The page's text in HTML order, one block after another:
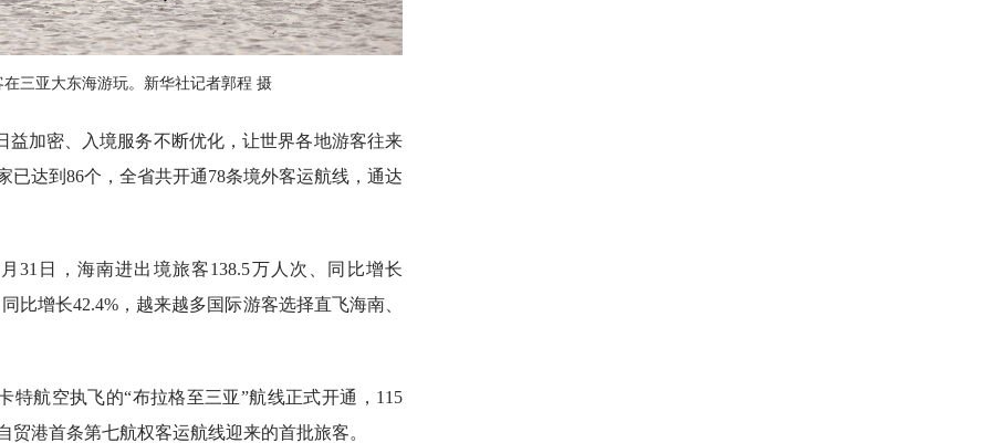
在三亚大东海游玩。新华社记者郭程 摄
益加密、入境服务不断优化，让世界各地游客往来
已达到86个，全省共开通78条境外客运航线，通达
31日，海南进出境旅客138.5万人次、同比增长
比增长42.4%，越来越多国际游客选择直飞海南、
特航空执飞的“布拉格至三亚”航线正式开通，115
港首条第七航权客运航线迎来的首批旅客。